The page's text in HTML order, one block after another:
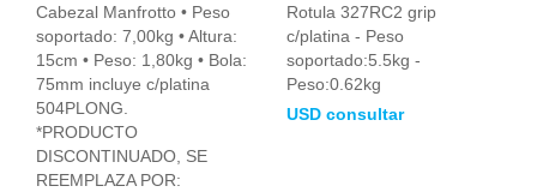
Cabezal Manfrotto • Peso
soportado: 7,00kg • Altura:
15cm • Peso: 1,80kg • Bola:
75mm incluye c/platina
504PLONG.
*PRODUCTO
DISCONTINUADO, SE
REEMPLAZA POR:
Rotula 327RC2 grip
c/platina - Peso
soportado:5.5kg -
Peso:0.62kg
USD consultar